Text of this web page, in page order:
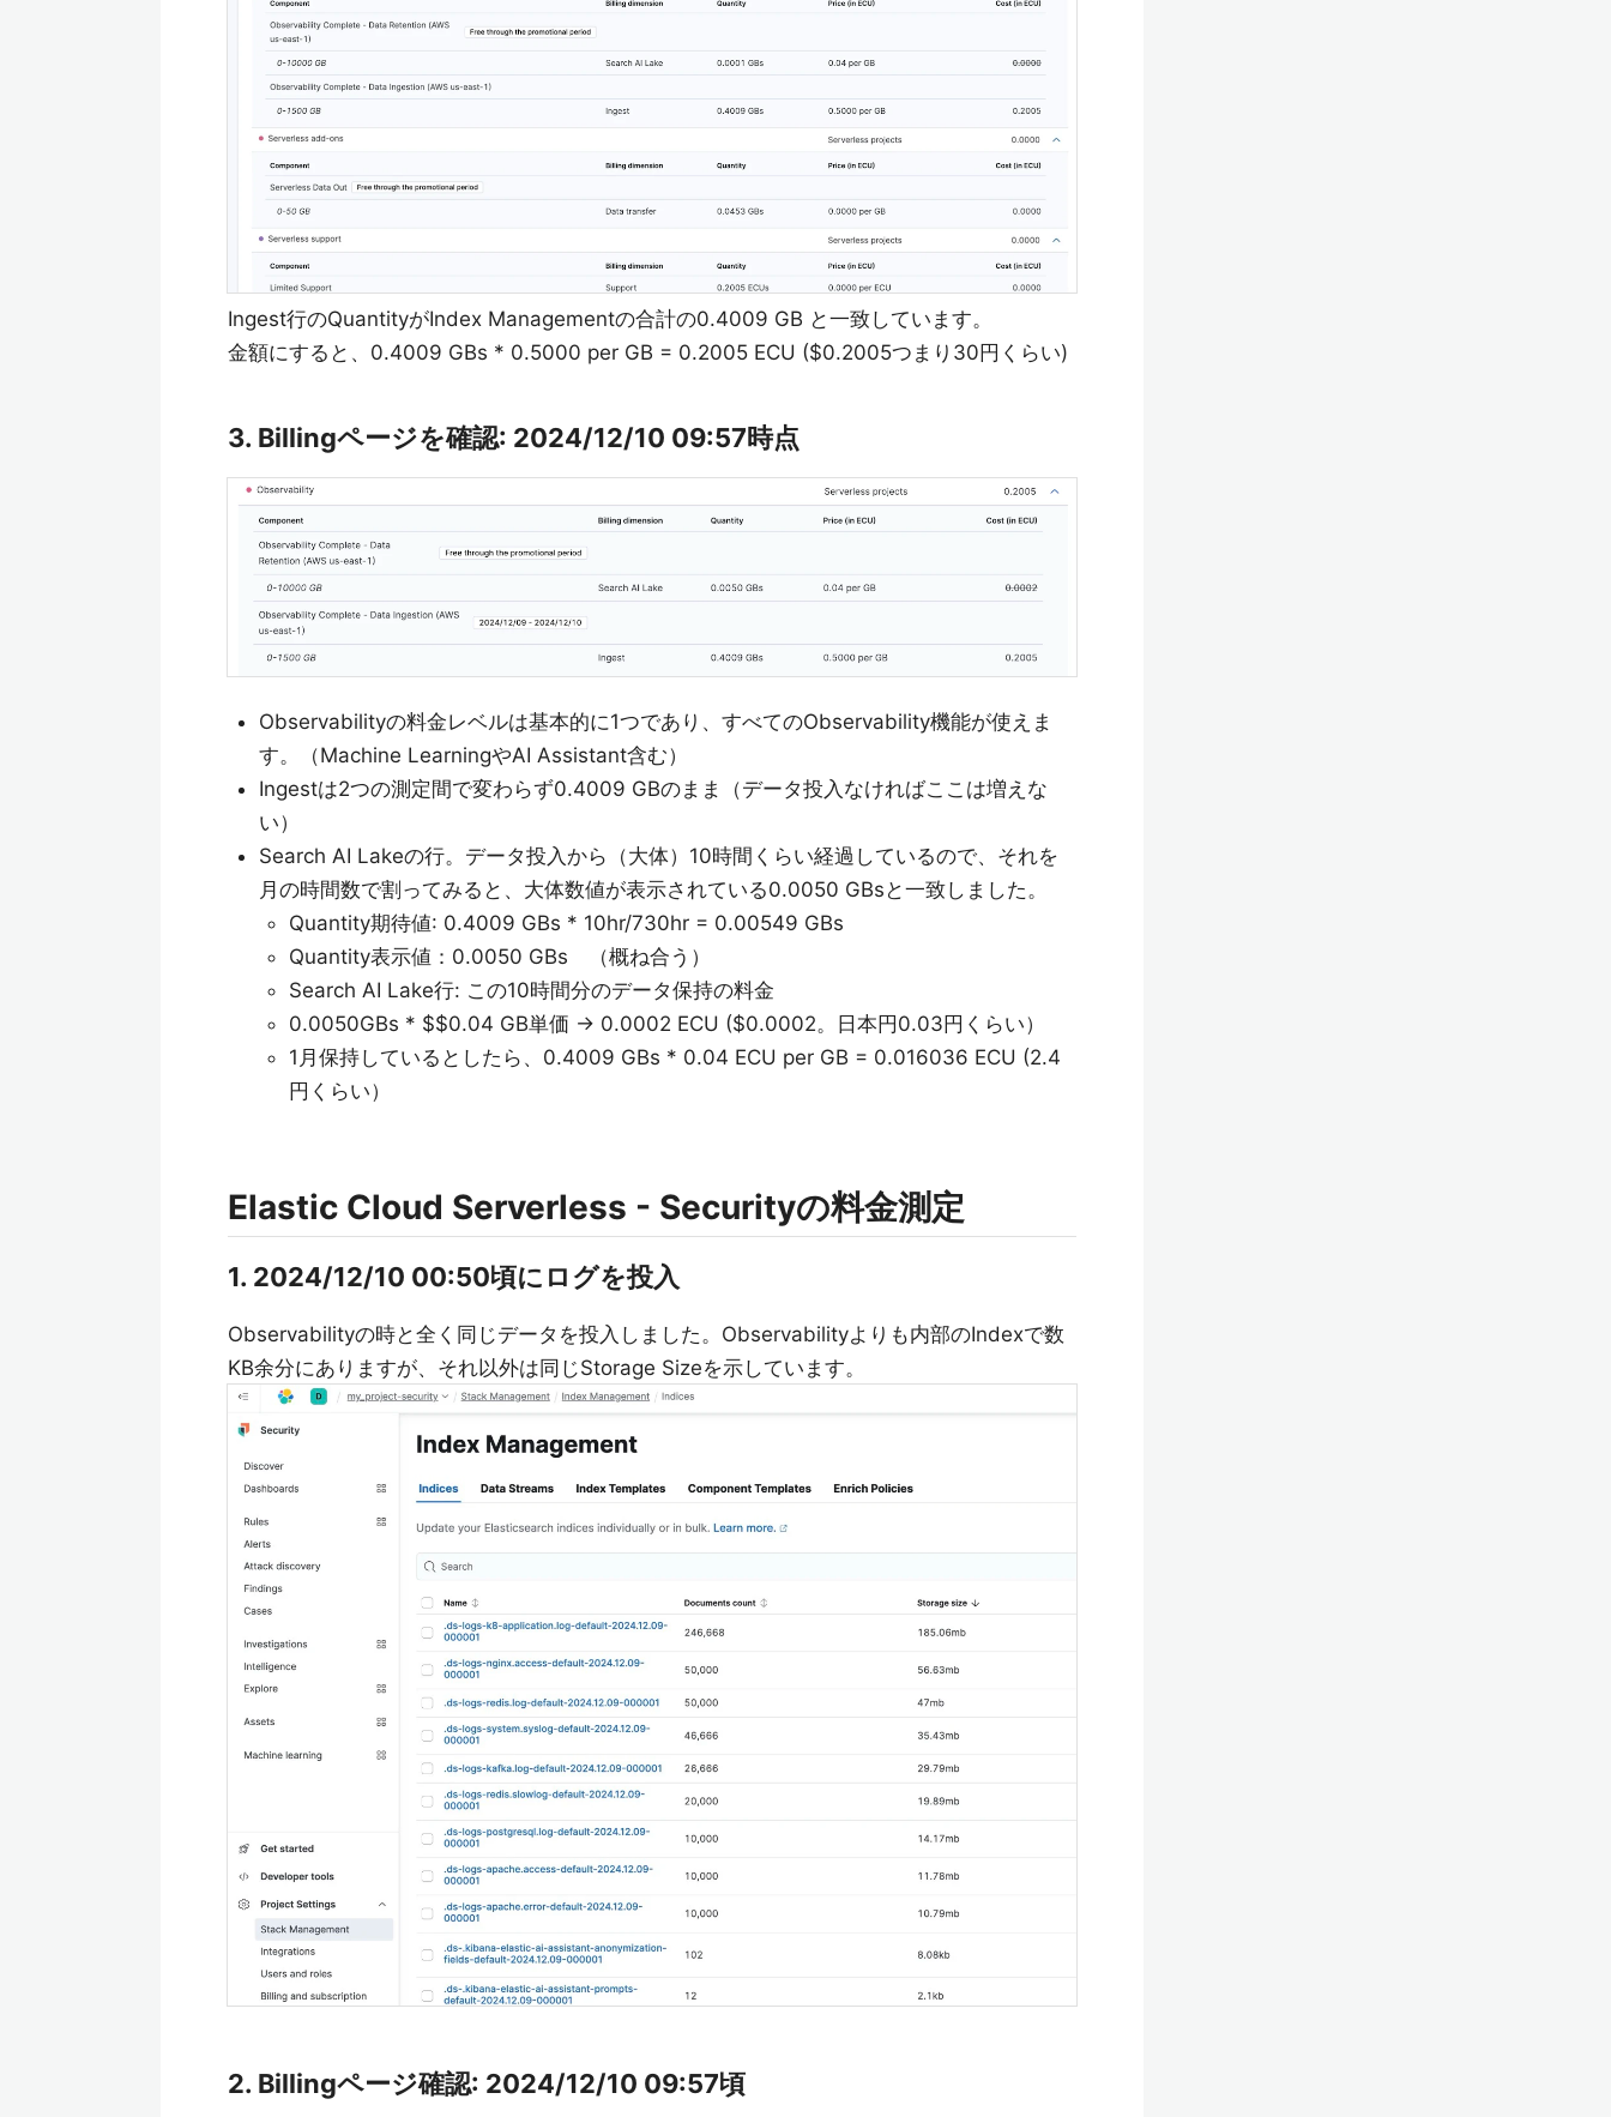
Ingest行のQuantityがIndex Managementの合計の0.4009 GB と一致しています。
金額にすると、0.4009 GBs * 0.5000 per GB = 0.2005 ECU ($0.2005つまり30円くらい)
3. Billingページを確認: 2024/12/10 09:57時点
Observabilityの料金レベルは基本的に1つであり、すべてのObservability機能が使えま
す。（Machine LearningやAI Assistant含む）
Ingestは2つの測定間で変わらず0.4009 GBのまま（データ投入なければここは増えな
い）
Search AI Lakeの行。データ投入から（大体）10時間くらい経過しているので、それを
月の時間数で割ってみると、大体数値が表示されている0.0050 GBsと一致しました。
Quantity期待値: 0.4009 GBs * 10hr/730hr = 0.00549 GBs
Quantity表示値：0.0050 GBs （概ね合う）
Search AI Lake行: この10時間分のデータ保持の料金
0.0050GBs * $$0.04 GB単価 -> 0.0002 ECU ($0.0002。日本円0.03円くらい）
1月保持しているとしたら、0.4009 GBs * 0.04 ECU per GB = 0.016036 ECU (2.4
円くらい）
Elastic Cloud Serverless - Securityの料金測定
1. 2024/12/10 00:50頃にログを投入
Observabilityの時と全く同じデータを投入しました。Observabilityよりも内部のIndexで数
KB余分にありますが、それ以外は同じStorage Sizeを示しています。
2. Billingページ確認: 2024/12/10 09:57頃